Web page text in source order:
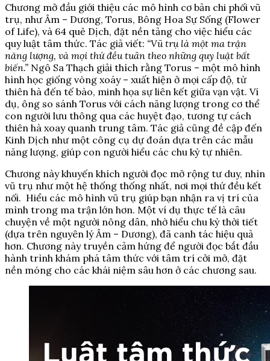
Chương mở đầu giới thiệu các mô hình cơ bản chi phối vũ
trụ, như Âm – Dương, Torus, Bông Hoa Sự Sống (Flower
of Life), và 64 quẻ Dịch, đặt nền tảng cho việc hiểu các
quy luật tâm thức. Tác giả viết: “Vũ trụ là một ma trận
năng lượng, và mọi thứ đều tuân theo những quy luật bất
biến.” Ngô Sa Thạch giải thích rằng Torus – một mô hình
hình học giống vòng xoáy – xuất hiện ở mọi cấp độ, từ
thiên hà đến tế bào, minh họa sự liên kết giữa vạn vật. Ví
dụ, ông so sánh Torus với cách năng lượng trong cơ thể
con người lưu thông qua các huyệt đạo, tương tự cách
thiên hà xoay quanh trung tâm. Tác giả cũng đề cập đến
Kinh Dịch như một công cụ dự đoán dựa trên các mẫu
năng lượng, giúp con người hiểu các chu kỳ tự nhiên.
Chương này khuyến khích người đọc mở rộng tư duy, nhìn
vũ trụ như một hệ thống thống nhất, nơi mọi thứ đều kết
nối. Hiểu các mô hình vũ trụ giúp bạn nhận ra vị trí của
mình trong ma trận lớn hơn. Một ví dụ thực tế là câu
chuyện về một người nông dân, nhờ hiểu chu kỳ thời tiết
(dựa trên nguyên lý Âm – Dương), đã canh tác hiệu quả
hơn. Chương này truyền cảm hứng để người đọc bắt đầu
hành trình khám phá tâm thức với tâm trí cởi mở, đặt
nền móng cho các khái niệm sâu hơn ở các chương sau.